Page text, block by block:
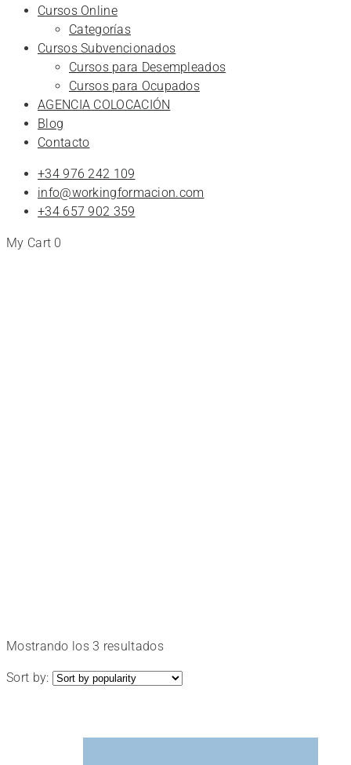
Cursos Online
Categorías
Cursos Subvencionados
Cursos para Desempleados
Cursos para Ocupados
AGENCIA COLOCACIÓN
Blog
Contacto
+34 976 242 109
info@workingformacion.com
+34 657 902 359
My Cart 0
tuyo
Mostrando los 3 resultadosOrdenado
popularidad
Sort by: